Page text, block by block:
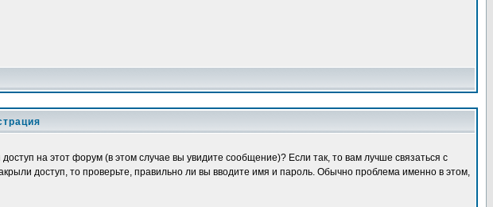
на этот форум (в этом случае вы увидите сообщение)? Если так, то вам лучше связаться с
доступ, то проверьте, правильно ли вы вводите имя и пароль. Обычно проблема именно в этом,